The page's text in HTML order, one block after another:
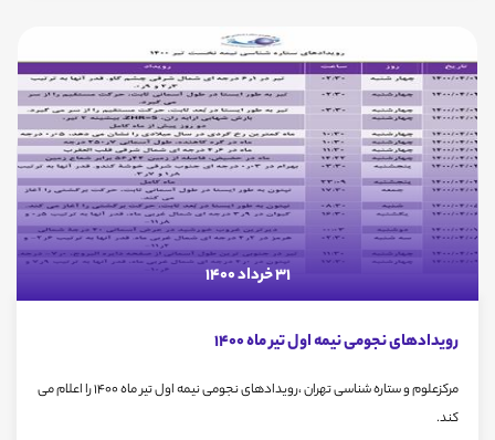
31 خرداد 1400
رویدادهای نجومی نیمه اول تیر ماه 1400
مرکزعلوم و ستاره شناسی تهران ،رویدادهای نجومی نیمه اول تیر ماه 1400 را اعلام می
کند.